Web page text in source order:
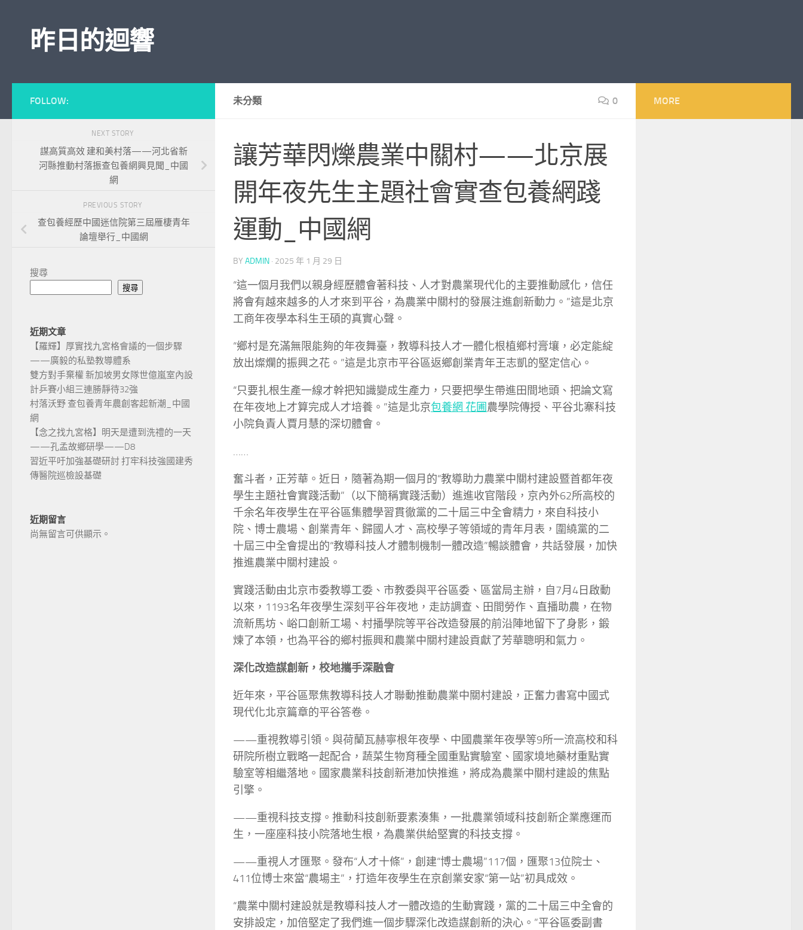
昨日的迴響
未分類 0
讓芳華閃爍農業中關村——北京展
開年夜先生主題社會實查包養網踐
運動_中國網
BY ADMIN · 2025 年 1 月 29 日
“這一個月我們以親身經歷體會著科技、人才對農業現代化的主要推動感化，信任
將會有越來越多的人才來到平谷，為農業中關村的發展注進創新動力。”這是北京
工商年夜學本科生王碩的真實心聲。
“鄉村是充滿無限能夠的年夜舞臺，教導科技人才一體化根植鄉村膏壤，必定能綻
放出燦爛的振興之花。”這是北京市平谷區返鄉創業青年王志凱的堅定信心。
“只要扎根生產一線才幹把知識變成生產力，只要把學生帶進田間地頭、把論文寫
在年夜地上才算完成人才培養。”這是北京包養網 花圃農學院傳授、平谷北寨科技
小院負責人賈月慧的深切體會。
……
奮斗者，正芳華。近日，隨著為期一個月的“教導助力農業中關村建設暨首都年夜
學生主題社會實踐活動”（以下簡稱實踐活動）進進收官階段，京內外62所高校的
千余名年夜學生在平谷區集體學習貫徹黨的二十屆三中全會精力，來自科技小
院、博士農場、創業青年、歸國人才、高校學子等領域的青年月表，圍繞黨的二
十屆三中全會提出的“教導科技人才體制機制一體改造”暢談體會，共話發展，加快
推進農業中關村建設。
實踐活動由北京市委教導工委、市教委與平谷區委、區當局主辦，自7月4日啟動
以來，1193名年夜學生深刻平谷年夜地，走訪調查、田間勞作、直播助農，在物
流新馬坊、峪口創新工場、村播學院等平谷改造發展的前沿陣地留下了身影，鍛
煉了本領，也為平谷的鄉村振興和農業中關村建設貢獻了芳華聰明和氣力。
深化改造謀創新，校地攜手深融會
近年來，平谷區聚焦教導科技人才聯動推動農業中關村建設，正奮力書寫中國式
現代化北京篇章的平谷答卷。
——重視教導引領。與荷蘭瓦赫寧根年夜學、中國農業年夜學等9所一流高校和科
研院所樹立戰略一起配合，蔬菜生物育種全國重點實驗室、國家境地藥材重點實
驗室等相繼落地。國家農業科技創新港加快推進，將成為農業中關村建設的焦點
引擎。
——重視科技支撐。推動科技創新要素湊集，一批農業領域科技創新企業應運而
生，一座座科技小院落地生根，為農業供給堅實的科技支撐。
——重視人才匯聚。發布“人才十條”，創建“博士農場”117個，匯聚13位院士、
411位博士來當“農場主”，打造年夜學生在京創業安家“第一站”初具成效。
“農業中關村建設就是教導科技人才一體改造的生動實踐，黨的二十屆三中全會的
安排設定，加倍堅定了我們進一個步驟深化改造謀創新的決心。”平谷區委副書
FOLLOW:
NEXT STORY
謀高質高效 建和美村落——河北省新
河縣推動村落振查包養網興見聞_中國
網
PREVIOUS STORY
查包養經歷中國迷信院第三屆雁棲青年
論壇舉行_中國網
搜尋
搜尋
近期文章
【羅輝】厚實找九宮格會議的一個步驟
——廣毅的私塾教導體系
雙方對手棄權 新加坡男女隊世億嵐室內設
計乒賽小組三連勝靜待32強
村落沃野 查包養青年農創客起新潮_中國
網
【念之找九宮格】明天是遭到洗禮的一天
——孔孟故鄉研學——D8
習近平吁加強基礎研討 打牢科技強國建秀
傳醫院巡檢設基礎
近期留言
尚無留言可供顯示。
MORE